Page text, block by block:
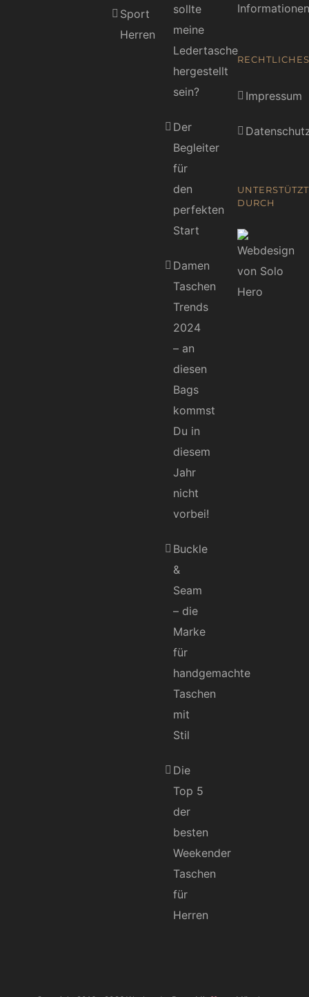
Sport
Herren
sollte
meine
Ledertasche
hergestellt
sein?
Der
Begleiter
für
den
perfekten
Start
Damen
Taschen
Trends
2024
– an
diesen
Bags
kommst
Du in
diesem
Jahr
nicht
vorbei!
Buckle
&
Seam
– die
Marke
für
handgemachte
Taschen
mit
Stil
Die
Top 5
der
besten
Weekender
Taschen
für
Herren
Informationen
RECHTLICHES
Impressum
UNTERSTÜTZT
DURCH